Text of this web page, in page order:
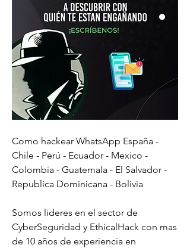
Como hackear WhatsApp España -
Chile - Perú - Ecuador - Mexico -
Colombia - Guatemala - El Salvador -
Republica Dominicana - Bolivia
Somos lideres en el sector de
CyberSeguridad y EthicalHack con mas
de 10 años de experiencia en